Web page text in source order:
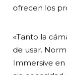
ofrecen los
«Tanto la
de usar.
Immersive en